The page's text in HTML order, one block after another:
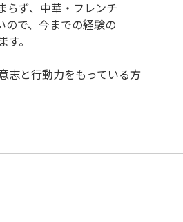
らず、中華・フレンチ
ので、今までの経験の
。
志と行動力をもっている方